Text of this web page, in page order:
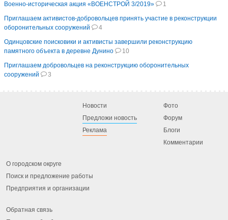
Военно-историческая акция «ВОЕНСТРОЙ 3/2019»
1
Приглашаем активистов-добровольцев принять участие в реконструкции
оборонительных сооружений
4
Одинцовские поисковики и активисты завершили реконструкцию
памятного объекта в деревне Дунино
10
Приглашаем добровольцев на реконструкцию оборонительных
сооружений
3
Новости
Предложи новость
Реклама
Фото
Форум
Блоги
Комментарии
О городском округе
Поиск и предложение работы
Предприятия и организации
Обратная связь